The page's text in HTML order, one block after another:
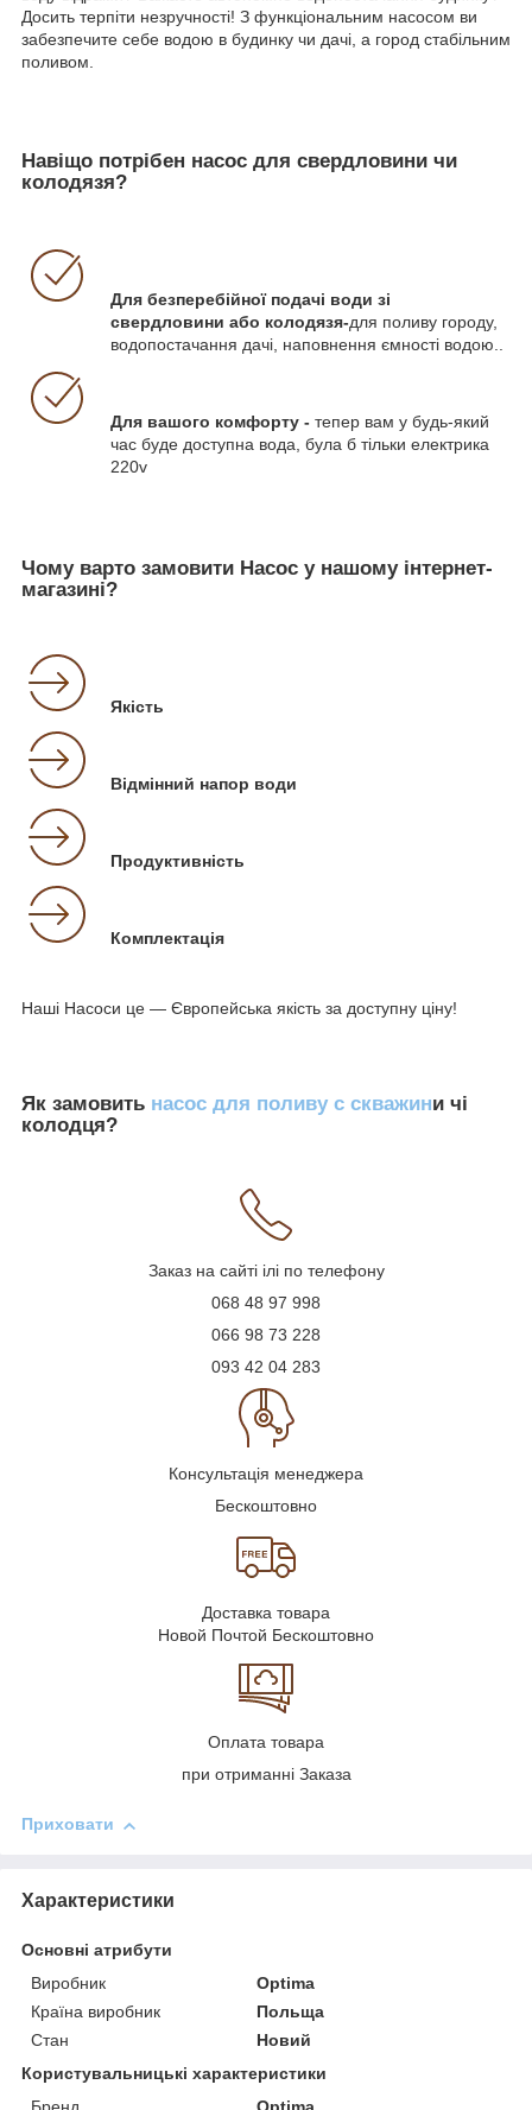
Досить терпіти незручності! З функціональним насосом ви
забезпечите себе водою в будинку чи дачі, а город стабільним
поливом.
Навіщо потрібен насос для свердловини чи
колодязя?
Для безперебійної подачі води зі
свердловини або колодязя-для поливу городу,
водопостачання дачі, наповнення ємності водою..
Для вашого комфорту - тепер вам у будь-який
час буде доступна вода, була б тільки електрика
220v
Чому варто замовити Насос у нашому інтернет-
магазині?
Якість
Відмінний напор води
Продуктивність
Комплектація
Наші Насоси це — Європейська якість за доступну ціну!
Як замовить насос для поливу с скважини чі
колодця?
Заказ на сайті ілі по телефону
068 48 97 998
066 98 73 228
093 42 04 283
Консультація менеджера
Бескоштовно
Доставка товара
Новой Почтой Бескоштовно
Оплата товара
при отриманні Заказа
Приховати
Характеристики
Основні атрибути
Виробник
Optima
Країна виробник
Польща
Стан
Новий
Користувальницькі характеристики